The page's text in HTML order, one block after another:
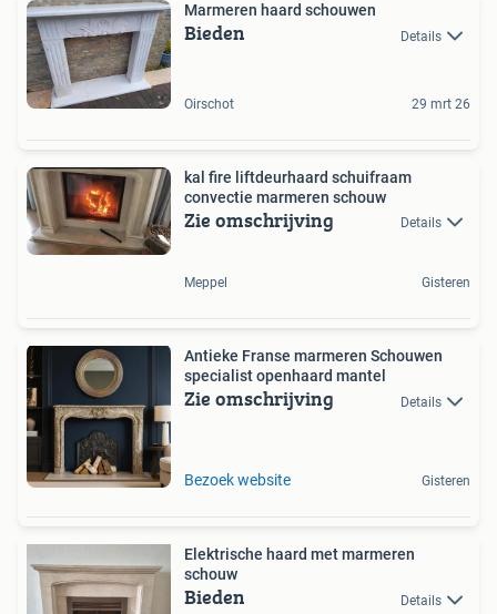
Marmeren haard schouwen
Bieden Details
Oirschot 29 mrt 26
kal fire liftdeurhaard schuifraam
convectie marmeren schouw
Zie omschrijving Details
Meppel Gisteren
Antieke Franse marmeren Schouwen
specialist openhaard mantel
Zie omschrijving Details
Bezoek website Gisteren
Elektrische haard met marmeren
schouw
Bieden Details